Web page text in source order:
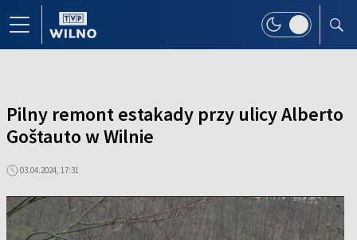
Pilny remont estakady przy ulicy Alberto
Goštauto w Wilnie
03.04.2024, 17:31